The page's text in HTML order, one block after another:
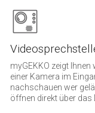
myGEKKO zeigt
einer Kamera im
nachschauen wer
öffnen direkt über das